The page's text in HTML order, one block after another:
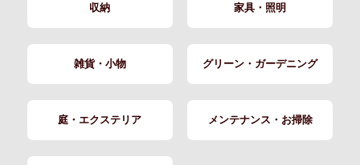
収納 家具・照明
雑貨・小物 グリーン・ガーデニング
庭・エクステリア メンテナンス・お掃除